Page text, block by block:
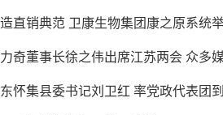
直销典范 卫康生物集团康之原系统举
奇董事长徐之伟出席江苏两会 众多媒
怀集县委书记刘卫红 率党政代表团到